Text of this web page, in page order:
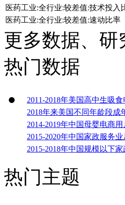
医药工业:全行业:较差值:技术投入
医药工业:全行业:较差值:速动比率
更多数据、
热门数据
2011-2018年美国高中生吸
2018年来美国不同年龄段
2014-2019年中国母婴电商
2015-2020年中国家政服务
2015-2018年中国规模以下
热门主题